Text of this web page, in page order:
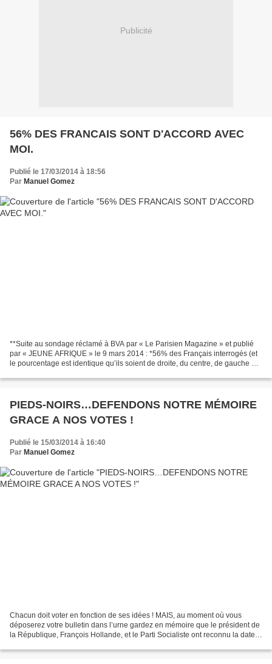
Publicité
56% DES FRANCAIS SONT D'ACCORD AVEC
MOI.
Publié le 17/03/2014 à 18:56
Par Manuel Gomez
**Suite au sondage réclamé à BVA par « Le Parisien Magazine » et publié
par « JEUNE AFRIQUE » le 9 mars 2014 : *56% des Français interrogés (et
le pourcentage est identique qu’ils soient de droite, du centre, de gauche et
PIEDS-NOIRS…DEFENDONS NOTRE MÉMOIRE
GRACE A NOS VOTES !
Publié le 15/03/2014 à 16:40
Par Manuel Gomez
Chacun doit voter en fonction de ses idées ! MAIS, au moment où vous
déposerez votre bulletin dans l’urne gardez en mémoire que le président de
la République, François Hollande, et le Parti Socialiste ont reconnu la date